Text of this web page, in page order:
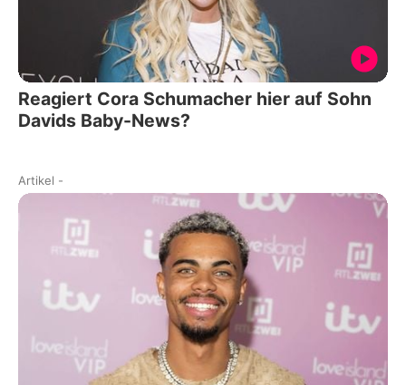
Reagiert Cora Schumacher hier auf Sohn
Davids Baby-News?
Artikel -